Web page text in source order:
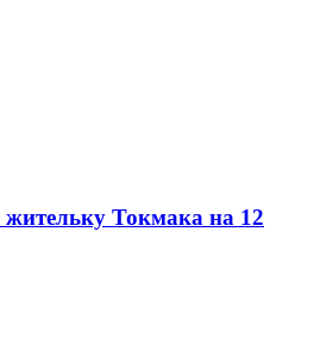
Токмака на 12